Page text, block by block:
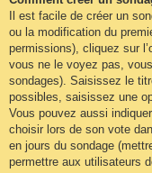
Il est facile de créer un
ou la modification du
permissions), cliquez sur
vous ne le voyez pas,
sondages). Saisissez le
possibles, saisissez une
Vous pouvez aussi
choisir lors de son vote
en jours du sondage
permettre aux utilisateurs